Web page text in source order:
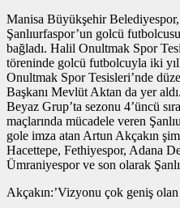
Manisa Büyükşehir
Şanlıurfaspor’un golcü
bağladı. Halil Onultmak Spor
töreninde golcü futbolcuyla iki
Onultmak Spor Tesisleri’nde
Başkanı Mevlüt Aktan da yer
Beyaz Grup’ta sezonu 4’üncü
maçlarında mücadele veren
gole imza atan Artun Akçakın
Hacettepe, Fethiyespor, Adana
Ümraniyespor ve son olarak
Akçakın:’Vizyonu çok geniş